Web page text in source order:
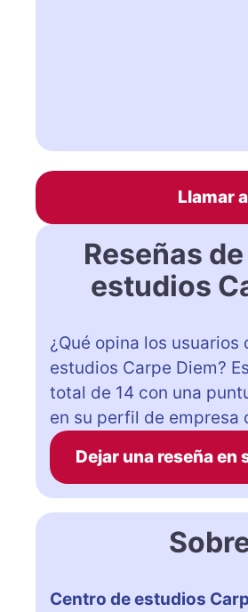
Llamar
Reseñas
estudios
¿Qué opina los usuarios
estudios Carpe Diem?
total de 14 con una
en su perfil de empresa
Dejar una reseña en
Centro de estudios